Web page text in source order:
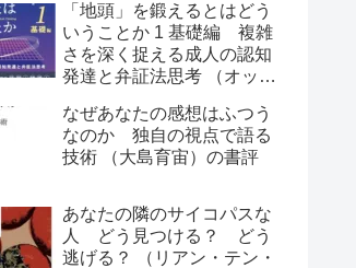
「地頭」を鍛えるとはどう
いうことか 1 基礎編 複雑
さを深く捉える成人の認知
発達と弁証法思考 （オット
なぜあなたの感想はふつう
なのか 独自の視点で語る
技術 （大島育宙）の書評
あなたの隣のサイコパスな
人 どう見つける？ どう
逃げる？ （リアン・テン・